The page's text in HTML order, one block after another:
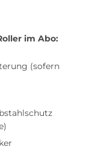
im Abo:
(sofern